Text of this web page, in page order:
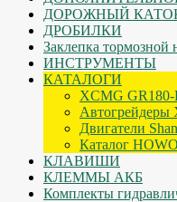
ДОРОЖНЫЙ
ДРОБИЛКИ
Заклепка тормозной
ИНСТРУМЕНТЫ
КАТАЛОГИ
XCMG GR180-
Автогрейдеры
Двигатели
Каталог
КЛАВИШИ
КЛЕММЫ АКБ
Комплекты